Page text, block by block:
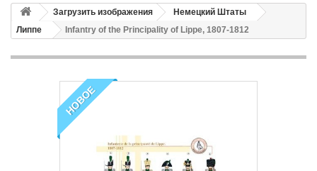
Загрузить изображения
Немецкий Штаты
Липпе
Infantry of the Principality of Lippe, 1807-1812
НОВОЕ